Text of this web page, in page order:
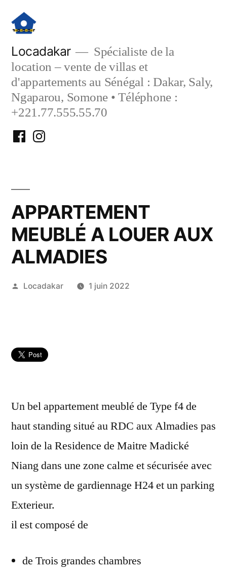
contenu
Locadakar
Spécialiste de la
location – vente de villas et
d'appartements au Sénégal : Dakar, Saly,
Ngaparou, Somone • Téléphone :
+221.77.555.55.70
FacebookInstagram
APPARTEMENT
MEUBLÉ A LOUER AUX
ALMADIES
Publié
Locadakar 1 juin 2022
Un bel appartement meublé de Type f4 de
haut standing situé au RDC aux Almadies pas
loin de la Residence de Maitre Madické
Niang dans une zone calme et sécurisée avec
un système de gardiennage H24 et un parking
Exterieur.
il est composé de
de Trois grandes chambres